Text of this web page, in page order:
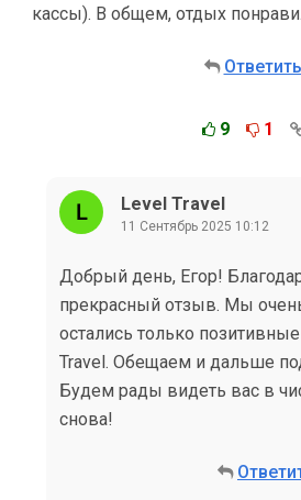
кассы). В общем, отдых
Ответить
9 1
Level Travel
11 Сентябрь 2025 10:12
Добрый день, Егор!
прекрасный отзыв. Мы
остались только
Travel. Обещаем и дальше
Будем рады видеть вас в
снова!